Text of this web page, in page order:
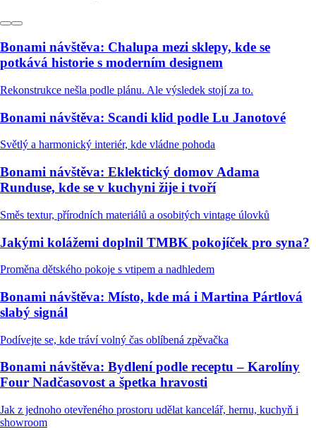
Bonami návštěva: Chalupa mezi sklepy, kde se
potkává historie s moderním designem
Rekonstrukce nešla podle plánu. Ale výsledek stojí za to.
Bonami návštěva: Scandi klid podle Lu Janotové
Světlý a harmonický interiér, kde vládne pohoda
Bonami návštěva: Eklektický domov Adama
Runduse, kde se v kuchyni žije i tvoří
Směs textur, přírodních materiálů a osobitých vintage úlovků
Jakými kolážemi doplnil TMBK pokojíček pro syna?
Proměna dětského pokoje s vtipem a nadhledem
Bonami návštěva: Místo, kde má i Martina Pártlová
slabý signál
Podívejte se, kde tráví volný čas oblíbená zpěvačka
Bonami návštěva: Bydlení podle receptu – Karolíny
Four Nadčasovost a špetka hravosti
Jak z jednoho otevřeného prostoru udělat kancelář, hernu, kuchyň i
showroom